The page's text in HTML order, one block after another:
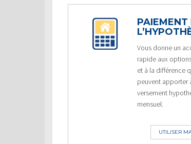
PAIEMENT
Vous donne un
rapide aux
et à la différence
peuvent apporter
versement
mensuel.
UTILISER